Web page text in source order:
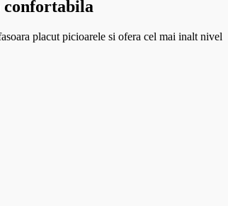
confortabila
placut picioarele si ofera cel mai inalt nivel